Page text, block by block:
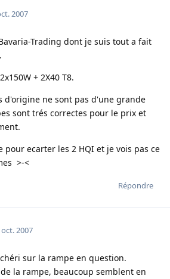
2007
Trading dont je suis tout a fait
+ 2X40 T8.
d'origine ne sont pas d'une grande
sont trés correctes pour le prix et
pour ecarter les 2 HQI et je vois pas ce
>-<
Répondre
2007
sur la rampe en question.
la rampe, beaucoup semblent en